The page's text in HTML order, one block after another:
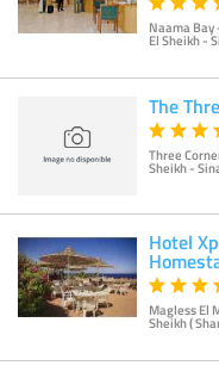
Naama Bay
El Sheikh -
The
Three
Sheikh -
Hotel
Magless El
Sheikh (